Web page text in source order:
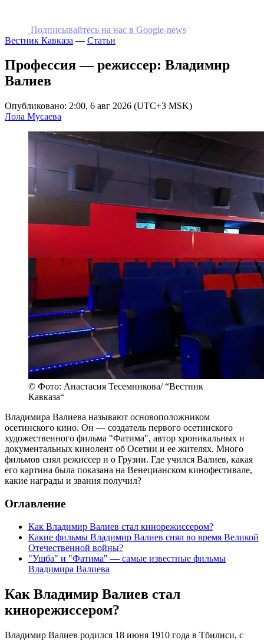
Подписывайтесь на наc в Google-news
Вестник Кавказа — Статьи
Профессия — режиссер: Владимир
Валиев
Опубликовано: 2:00, 6 авг 2026 (UTC+3 MSK)
Лола Мусаева
© Фото: Анастасия Тесемникова/ “Вестник
Кавказа“
Владимира Валиева называют основоположником
осетинского кино. Он — создатель первого осетинского
художественного фильма "Фатима", автор хроникальных и
документальных кинолент об Осетии и ее жителях. Много
фильмов снял режиссер и о Грузии. Где учился Валиев, какая
его картина была показана на Венецианском кинофестивале,
какие награды и звания получил?
Оглавление
Как Владимир Валиев стал кинорежиссером?
Какие фильмы Владимир Валиев снял во время Великой
Отечественной войны?
"Ушба" и "Фатима" — самые известные фильмы
Владимира Валиева
Как Владимир Валиев стал
кинорежиссером?
Владимир Валиев родился 18 июня 1910 года в Тбилиси, с